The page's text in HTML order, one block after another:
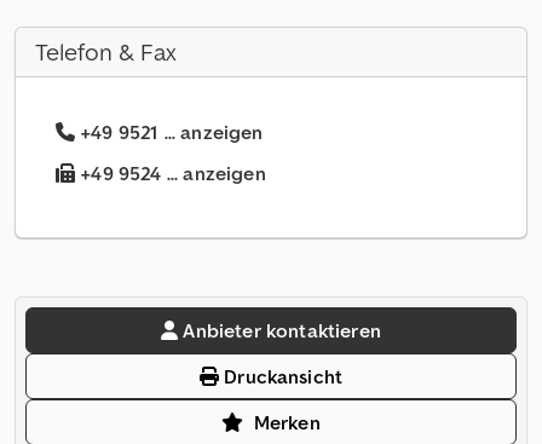
Telefon & Fax
+49 9521 ... anzeigen
+49 9524 ... anzeigen
Anbieter kontaktieren
Druckansicht
Merken